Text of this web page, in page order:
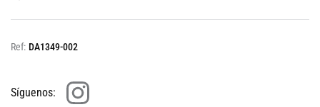
Ref: DA1349-002
Síguenos: